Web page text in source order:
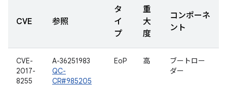
CVE 参照
タ
イ
プ
重
大
度
コンポーネ
ント
CVE-
2017-
8255
A-36251983
QC-
CR#985205
EoP 高
ブートロー
ダー